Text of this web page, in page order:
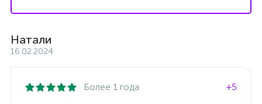
Натали
16.02.2024
Более 1 года
+5